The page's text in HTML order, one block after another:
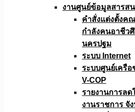
งานศูนย์ข้อมูลสารส
คำสั่งแต่งตั้งค
กำลังคนอาชีว
นครปฐม
ระบบ Internet
ระบบศูนย์เครื
V-COP
รายงานการล
งานราชการ จั